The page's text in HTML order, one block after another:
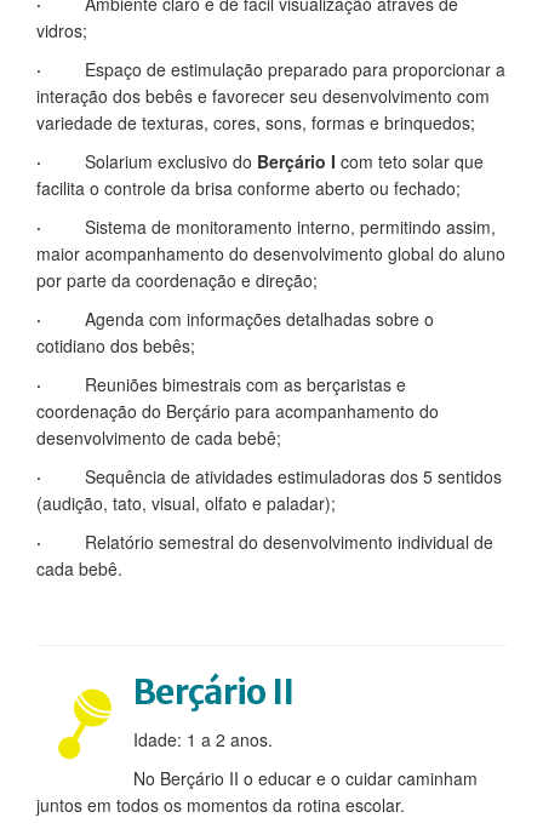
vidros;
· Espaço de estimulação preparado para proporcionar a
interação dos bebês e favorecer seu desenvolvimento com
variedade de texturas, cores, sons, formas e brinquedos;
· Solarium exclusivo do Berçário I com teto solar que
facilita o controle da brisa conforme aberto ou fechado;
· Sistema de monitoramento interno, permitindo assim,
maior acompanhamento do desenvolvimento global do aluno
por parte da coordenação e direção;
· Agenda com informações detalhadas sobre o
cotidiano dos bebês;
· Reuniões bimestrais com as berçaristas e
coordenação do Berçário para acompanhamento do
desenvolvimento de cada bebê;
· Sequência de atividades estimuladoras dos 5 sentidos
(audição, tato, visual, olfato e paladar);
· Relatório semestral do desenvolvimento individual de
cada bebê.
Berçário II
Idade: 1 a 2 anos.
No Berçário II o educar e o cuidar caminham
juntos em todos os momentos da rotina escolar.